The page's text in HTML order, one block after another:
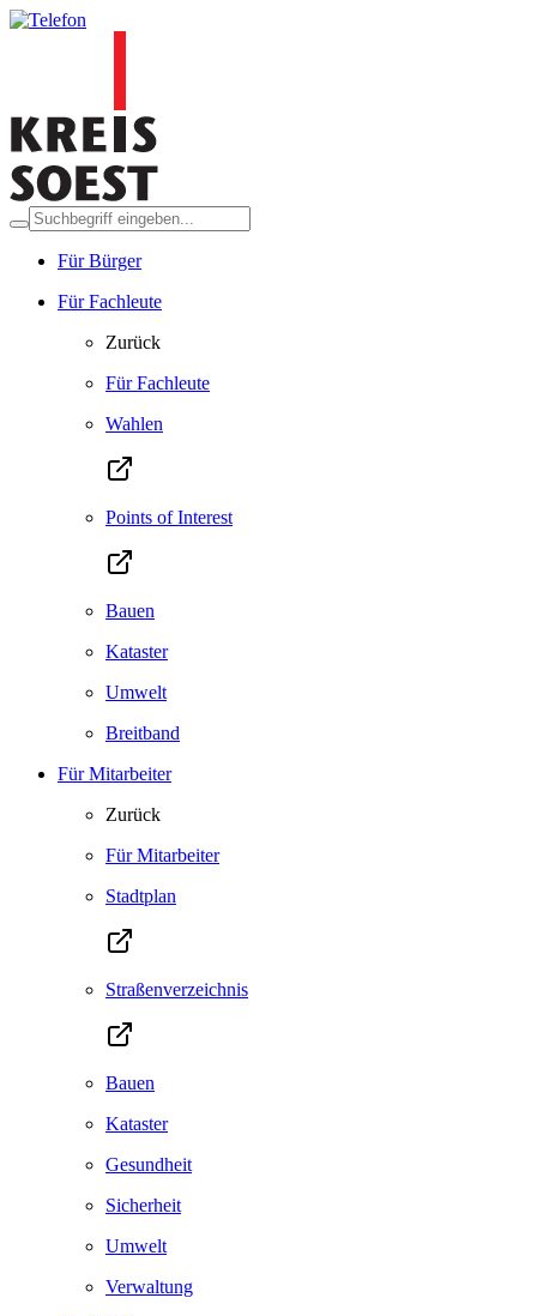
Für Bürger
Für Fachleute
Zurück
Für Fachleute
Wahlen
Points of Interest
Bauen
Kataster
Umwelt
Breitband
Für Mitarbeiter
Zurück
Für Mitarbeiter
Stadtplan
Straßenverzeichnis
Bauen
Kataster
Gesundheit
Sicherheit
Umwelt
Verwaltung